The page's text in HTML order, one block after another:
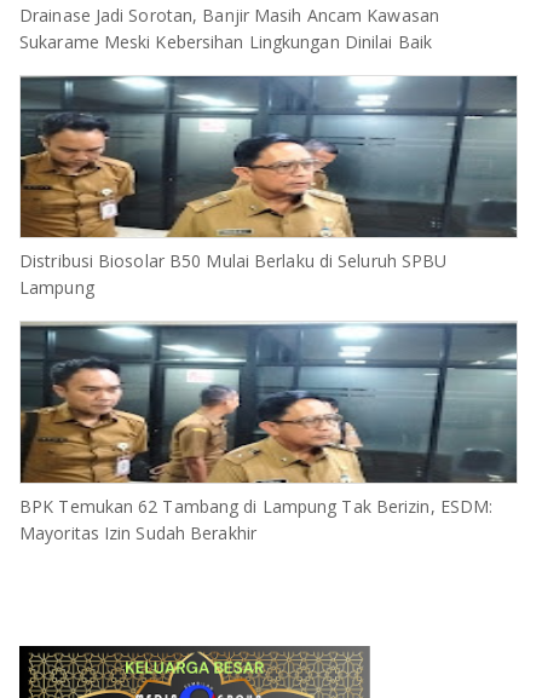
Drainase Jadi Sorotan, Banjir Masih Ancam Kawasan
Sukarame Meski Kebersihan Lingkungan Dinilai Baik
Distribusi Biosolar B50 Mulai Berlaku di Seluruh SPBU
Lampung
BPK Temukan 62 Tambang di Lampung Tak Berizin, ESDM:
Mayoritas Izin Sudah Berakhir